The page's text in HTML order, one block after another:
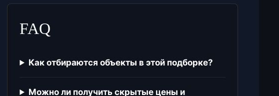
FAQ
Как отбираются объекты в этой подборке?
Можно ли получить скрытые цены и